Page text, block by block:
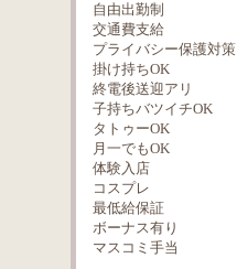
自由出勤制
交通費支給
プライバシー保護対策
掛け持ちOK
終電後送迎アリ
子持ちバツイチOK
タトゥーOK
月一でもOK
体験入店
コスプレ
最低給保証
ボーナス有り
マスコミ手当